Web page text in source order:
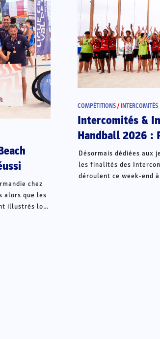
chez
alors que les
illustrés lors
COMPÉTITIONS / INTERCOMITÉS
Intercomités &
Handball 2026 :
Désormais dédiées aux
les finalités des
déroulent ce week-end